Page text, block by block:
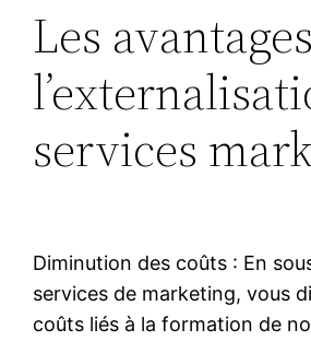
Les
services
Diminution des coûts : En
services de marketing, vous
coûts liés à la formation de